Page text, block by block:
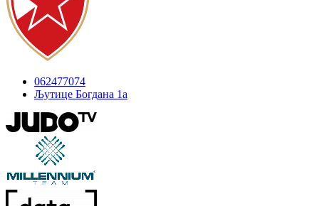
062477074
Љутице Богдана 1а